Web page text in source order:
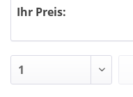
Ihr Preis: